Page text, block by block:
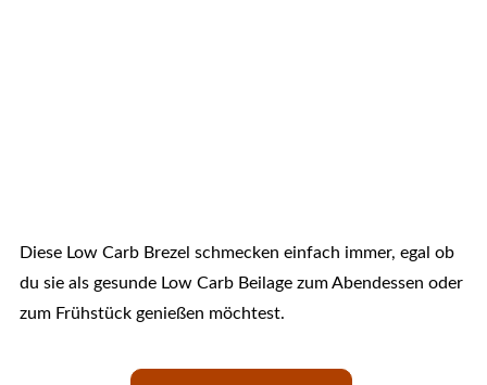
Diese Low Carb Brezel schmecken einfach immer, egal ob
du sie als gesunde Low Carb Beilage zum Abendessen oder
zum Frühstück genießen möchtest.